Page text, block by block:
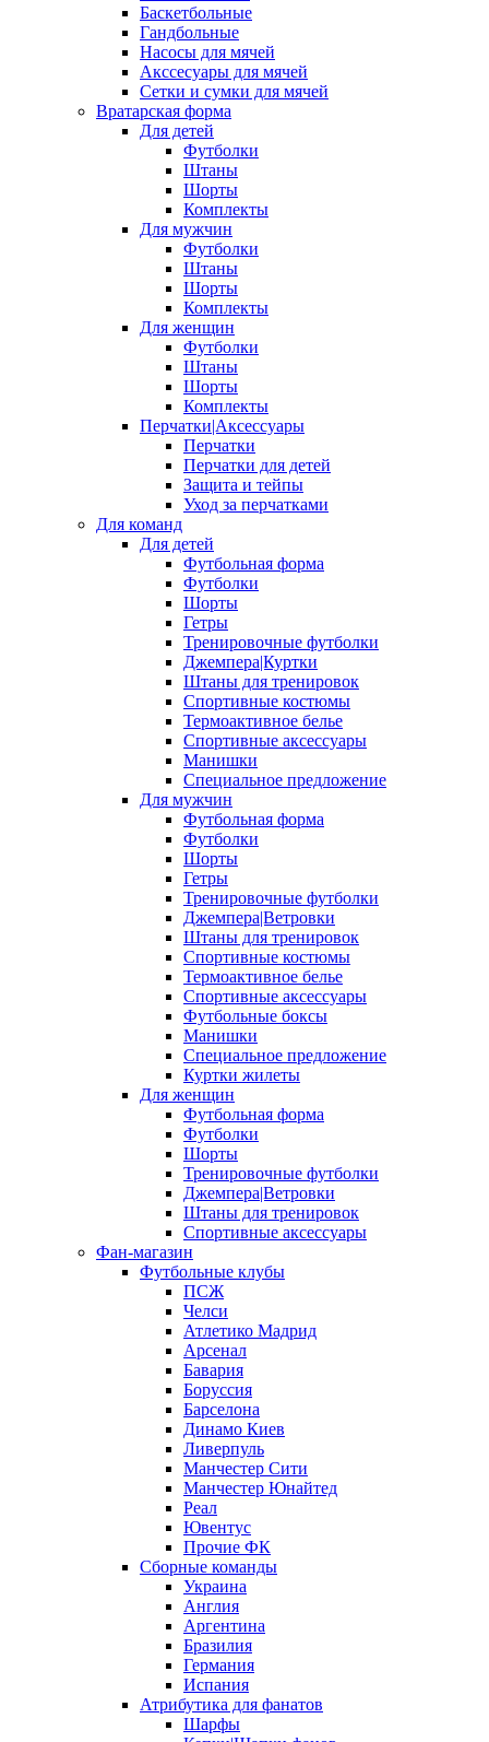
Баскетбольные
Гандбольные
Насосы для мячей
Акссесуары для мячей
Сетки и сумки для мячей
Вратарская форма
Для детей
Футболки
Штаны
Шорты
Комплекты
Для мужчин
Футболки
Штаны
Шорты
Комплекты
Для женщин
Футболки
Штаны
Шорты
Комплекты
Перчатки|Аксессуары
Перчатки
Перчатки для детей
Защита и тейпы
Уход за перчатками
Для команд
Для детей
Футбольная форма
Футболки
Шорты
Гетры
Тренировочные футболки
Джемпера|Куртки
Штаны для тренировок
Спортивные костюмы
Термоактивное белье
Спортивные аксессуары
Манишки
Специальное предложение
Для мужчин
Футбольная форма
Футболки
Шорты
Гетры
Тренировочные футболки
Джемпера|Ветровки
Штаны для тренировок
Спортивные костюмы
Термоактивное белье
Спортивные аксессуары
Футбольные боксы
Манишки
Специальное предложение
Куртки жилеты
Для женщин
Футбольная форма
Футболки
Шорты
Тренировочные футболки
Джемпера|Ветровки
Штаны для тренировок
Спортивные аксессуары
Фан-магазин
Футбольные клубы
ПСЖ
Челси
Атлетико Мадрид
Арсенал
Бавария
Боруссия
Барселона
Динамо Киев
Ливерпуль
Манчестер Сити
Манчестер Юнайтед
Реал
Ювентус
Прочие ФК
Сборные команды
Украина
Англия
Аргентина
Бразилия
Германия
Испания
Атрибутика для фанатов
Шарфы